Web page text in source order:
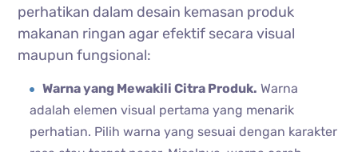
perhatikan dalam desain kemasan produk
makanan ringan agar efektif secara visual
maupun fungsional:
Warna yang Mewakili Citra Produk. Warna
adalah elemen visual pertama yang menarik
perhatian. Pilih warna yang sesuai dengan karakter